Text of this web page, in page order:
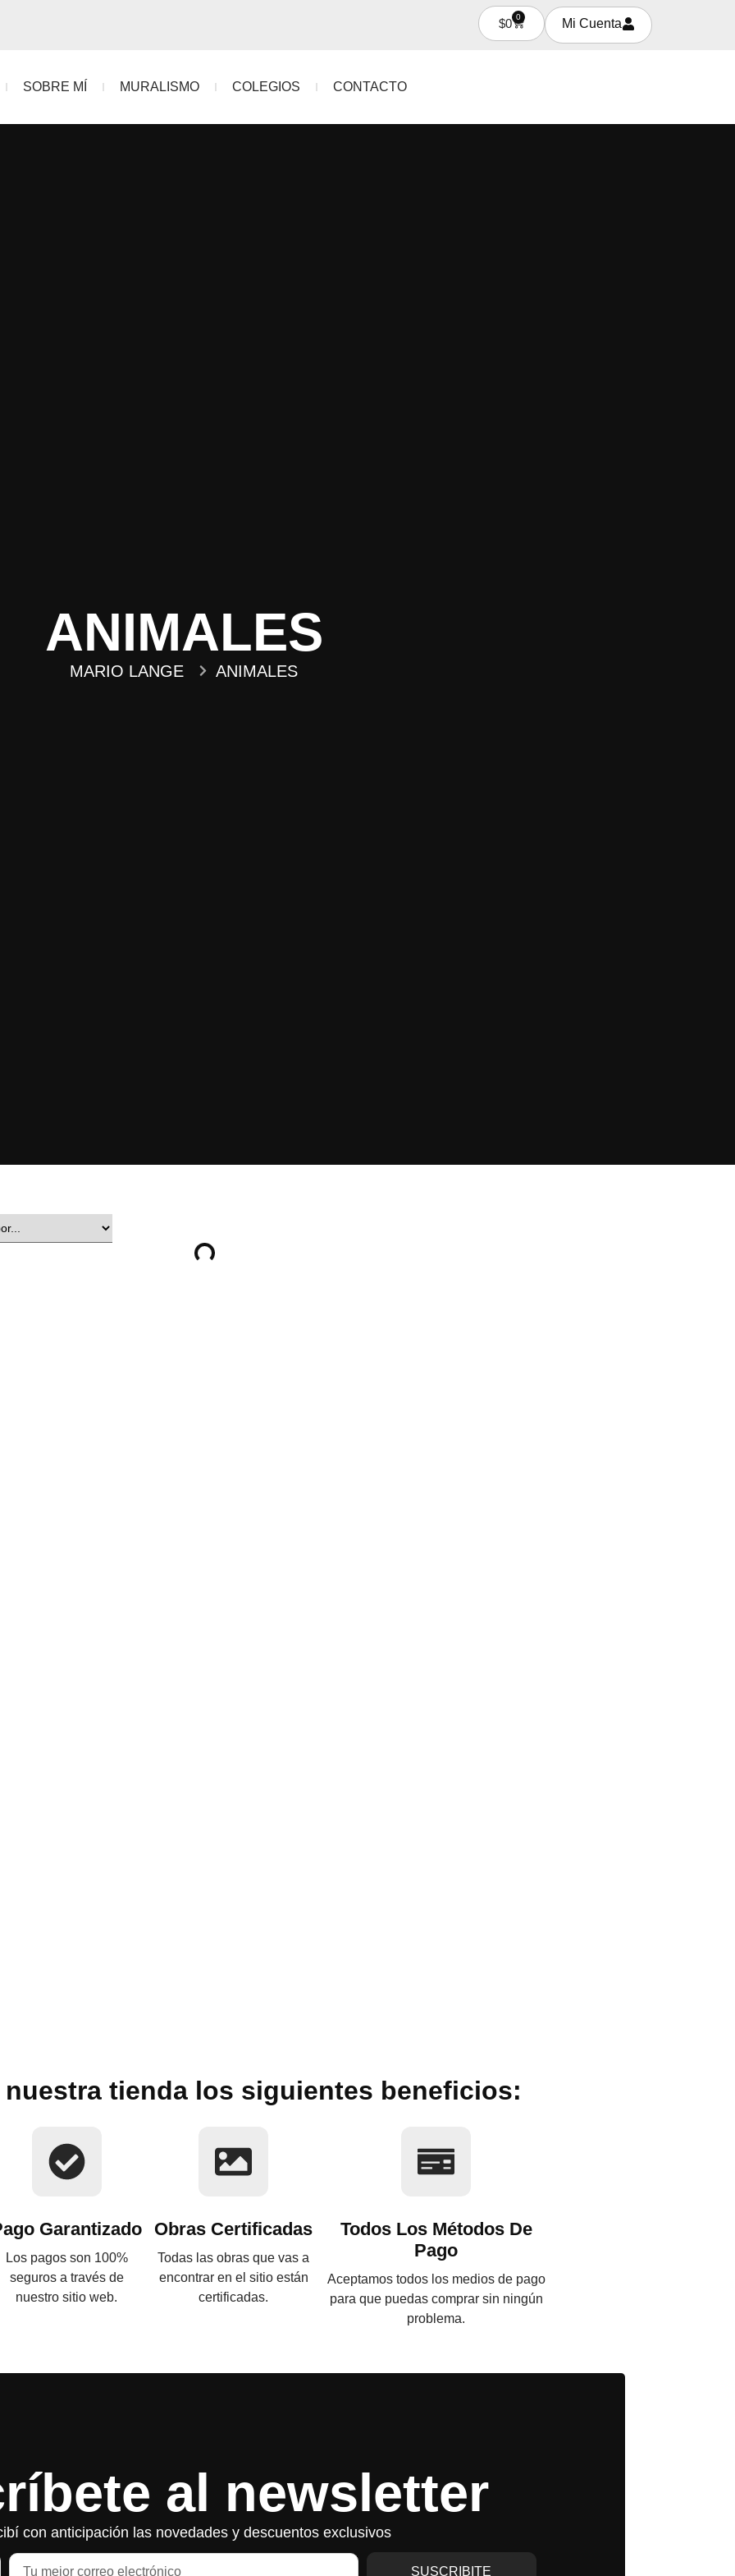
$0 0 Mi Cuenta
SOBRE MÍ MURALISMO COLEGIOS CONTACTO
ANIMALES
MARIO LANGE ANIMALES
nuestra tienda los siguientes beneficios:
Garantizado
Los pagos son 100%
seguros a través de
nuestro sitio web.
Obras Certificadas
Todas las obras que vas a
encontrar en el sitio están
certificadas.
Todos Los Métodos De
Pago
Aceptamos todos los medios de pago
para que puedas comprar sin ningún
problema.
al newsletter
con anticipación las novedades y descuentos exclusivos
SUSCRIBITE